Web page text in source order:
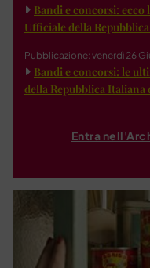
Bandi e concorsi:
Ufficiale della
Pubblicazione: venerdì 26
Bandi e concorsi: le
della Repubblica Italiana
Entra